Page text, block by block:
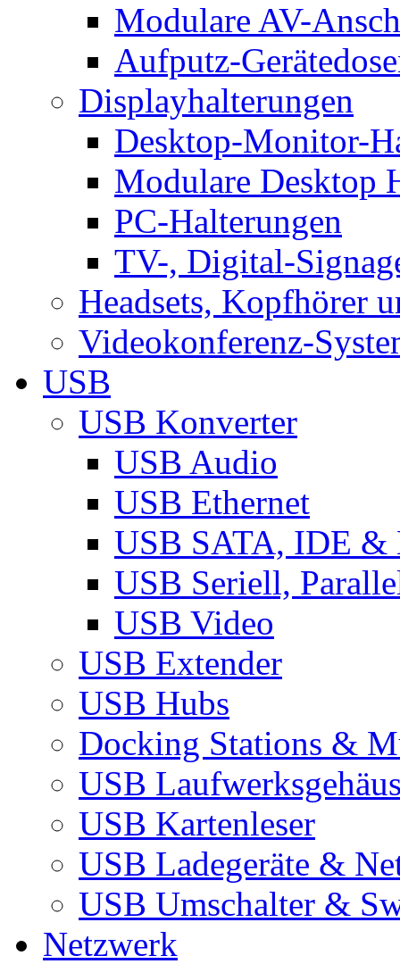
Modulare AV-
Aufputz-
Displayhalterungen
Desktop-Monitor-
Modulare Desktop
PC-Halterungen
TV-, Digital-
Headsets, Kopfhörer
Videokonferenz-
USB
USB Konverter
USB Audio
USB Ethernet
USB SATA, IDE &
USB Seriell,
USB Video
USB Extender
USB Hubs
Docking Stations &
USB
USB Kartenleser
USB Ladegeräte &
USB Umschalter &
Netzwerk